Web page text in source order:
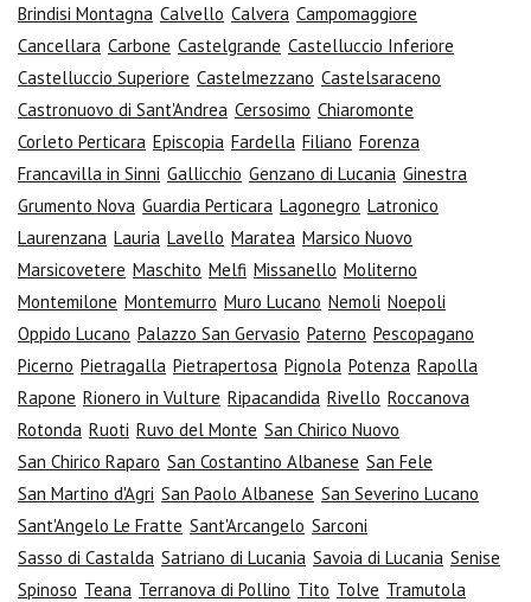
Brindisi Montagna Calvello Calvera Campomaggiore
Cancellara Carbone Castelgrande Castelluccio Inferiore
Castelluccio Superiore Castelmezzano Castelsaraceno
Castronuovo di Sant'Andrea Cersosimo Chiaromonte
Corleto Perticara Episcopia Fardella Filiano Forenza
Francavilla in Sinni Gallicchio Genzano di Lucania Ginestra
Grumento Nova Guardia Perticara Lagonegro Latronico
Laurenzana Lauria Lavello Maratea Marsico Nuovo
Marsicovetere Maschito Melfi Missanello Moliterno
Montemilone Montemurro Muro Lucano Nemoli Noepoli
Oppido Lucano Palazzo San Gervasio Paterno Pescopagano
Picerno Pietragalla Pietrapertosa Pignola Potenza Rapolla
Rapone Rionero in Vulture Ripacandida Rivello Roccanova
Rotonda Ruoti Ruvo del Monte San Chirico Nuovo
San Chirico Raparo San Costantino Albanese San Fele
San Martino d'Agri San Paolo Albanese San Severino Lucano
Sant'Angelo Le Fratte Sant'Arcangelo Sarconi
Sasso di Castalda Satriano di Lucania Savoia di Lucania Senise
Spinoso Teana Terranova di Pollino Tito Tolve Tramutola